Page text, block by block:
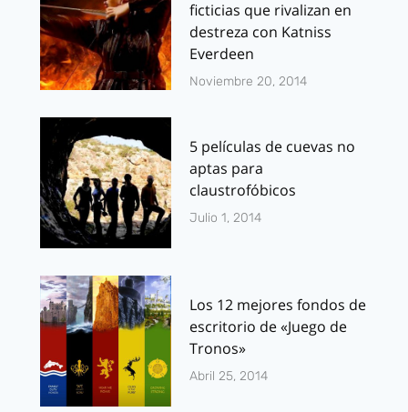
ficticias que rivalizan en
destreza con Katniss
Everdeen
Noviembre 20, 2014
5 películas de cuevas no
aptas para
claustrofóbicos
Julio 1, 2014
Los 12 mejores fondos de
escritorio de «Juego de
Tronos»
Abril 25, 2014